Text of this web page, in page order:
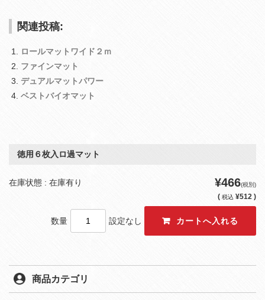
関連投稿:
ロールマットワイド２ｍ
ファインマット
デュアルマットパワー
ベストバイオマット
徳用６枚入ロ過マット
在庫状態 : 在庫有り ¥466(税別)
( 税込 ¥512 )
数量 設定なし
商品カテゴリ